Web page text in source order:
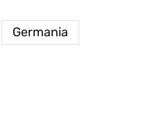
Germania